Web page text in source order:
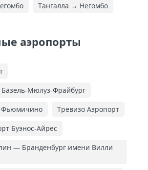
Тангалла → Негомбо
аэропорты
Базель-Мюлуз-Фрайбург
Фьюмичино Тревизо Аэропорт
Буэнос-Айрес
— Бранденбург имени Вилли